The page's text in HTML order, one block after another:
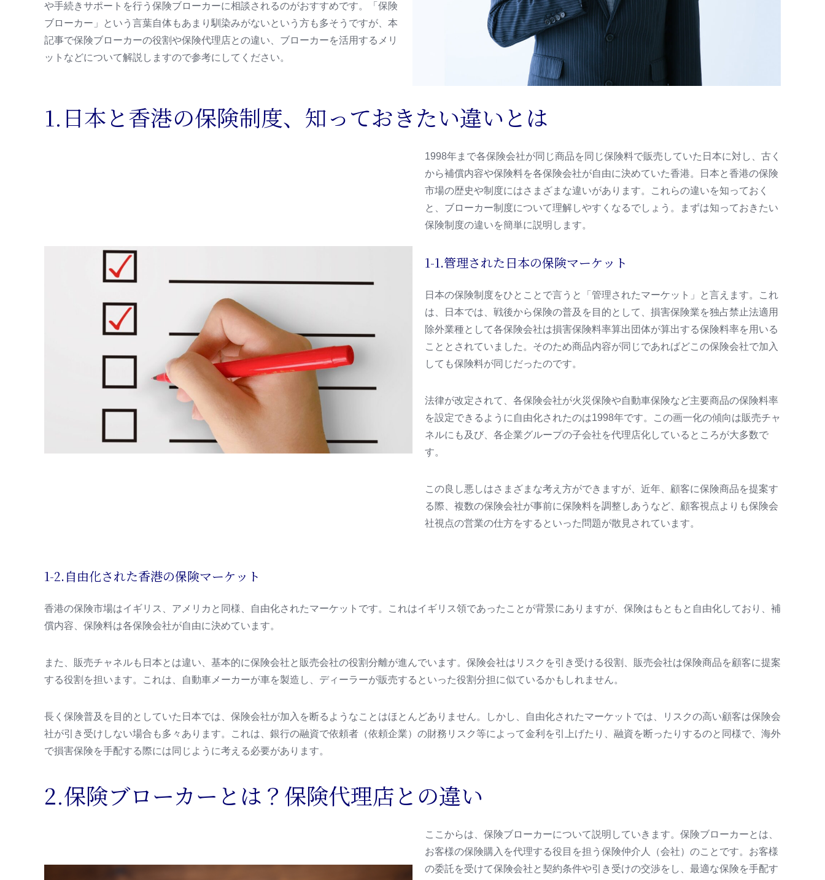
や手続きサポートを行う保険ブローカーに相談されるのがおすすめです。「保険
ブローカー」という言葉自体もあまり馴染みがないという方も多そうですが、本
記事で保険ブローカーの役割や保険代理店との違い、ブローカーを活用するメリ
ットなどについて解説しますので参考にしてください。
1.日本と香港の保険制度、知っておきたい違いとは
1998年まで各保険会社が同じ商品を同じ保険料で販売していた日本に対し、古く
から補償内容や保険料を各保険会社が自由に決めていた香港。日本と香港の保険
市場の歴史や制度にはさまざまな違いがあります。これらの違いを知っておく
と、ブローカー制度について理解しやすくなるでしょう。まずは知っておきたい
保険制度の違いを簡単に説明します。
1-1.管理された日本の保険マーケット
日本の保険制度をひとことで言うと「管理されたマーケット」と言えます。これ
は、日本では、戦後から保険の普及を目的として、損害保険業を独占禁止法適用
除外業種として各保険会社は損害保険料率算出団体が算出する保険料率を用いる
こととされていました。そのため商品内容が同じであればどこの保険会社で加入
しても保険料が同じだったのです。
法律が改定されて、各保険会社が火災保険や自動車保険など主要商品の保険料率
を設定できるように自由化されたのは1998年です。この画一化の傾向は販売チャ
ネルにも及び、各企業グループの子会社を代理店化しているところが大多数で
す。
この良し悪しはさまざまな考え方ができますが、近年、顧客に保険商品を提案す
る際、複数の保険会社が事前に保険料を調整しあうなど、顧客視点よりも保険会
社視点の営業の仕方をするといった問題が散見されています。
1-2.自由化された香港の保険マーケット
香港の保険市場はイギリス、アメリカと同様、自由化されたマーケットです。これはイギリス領であったことが背景にありますが、保険はもともと自由化しており、補
償内容、保険料は各保険会社が自由に決めています。
また、販売チャネルも日本とは違い、基本的に保険会社と販売会社の役割分離が進んでいます。保険会社はリスクを引き受ける役割、販売会社は保険商品を顧客に提案
する役割を担います。これは、自動車メーカーが車を製造し、ディーラーが販売するといった役割分担に似ているかもしれません。
長く保険普及を目的としていた日本では、保険会社が加入を断るようなことはほとんどありません。しかし、自由化されたマーケットでは、リスクの高い顧客は保険会
社が引き受けしない場合も多々あります。これは、銀行の融資で依頼者（依頼企業）の財務リスク等によって金利を引上げたり、融資を断ったりするのと同様で、海外
で損害保険を手配する際には同じように考える必要があります。
2.保険ブローカーとは？保険代理店との違い
ここからは、保険ブローカーについて説明していきます。保険ブローカーとは、
お客様の保険購入を代理する役目を担う保険仲介人（会社）のことです。お客様
の委託を受けて保険会社と契約条件や引き受けの交渉をし、最適な保険を手配す